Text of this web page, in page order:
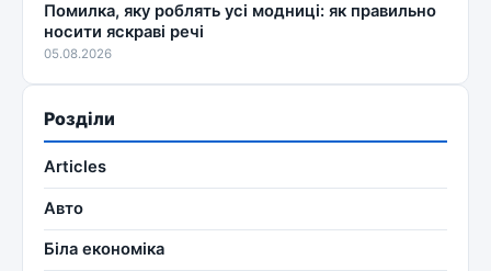
Помилка, яку роблять усі модниці: як правильно
носити яскраві речі
05.08.2026
Розділи
Articles
Авто
Біла економіка